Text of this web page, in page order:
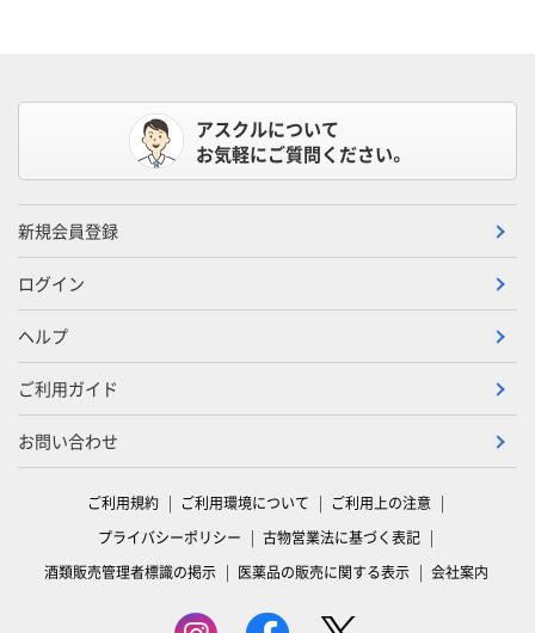
アスクルについて
お気軽にご質問ください。
新規会員登録
ログイン
ヘルプ
ご利用ガイド
お問い合わせ
ご利用規約 ご利用環境について
ご利用上の注意
プライバシーポリシー
古物営業法に基づく表記
酒類販売管理者標識の掲示
医薬品の販売に関する表示 会社案内